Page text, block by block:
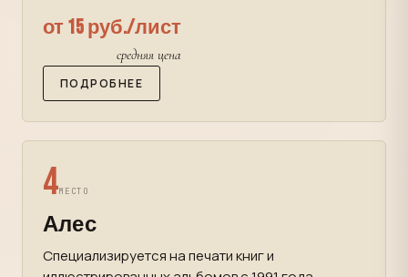
от 15 руб./лист
средняя цена
ПОДРОБНЕЕ
4МЕСТО
Алес
Специализируется на печати книг и